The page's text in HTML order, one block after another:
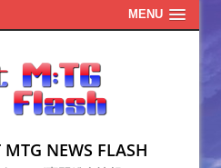
MENU
NEWS FLASH